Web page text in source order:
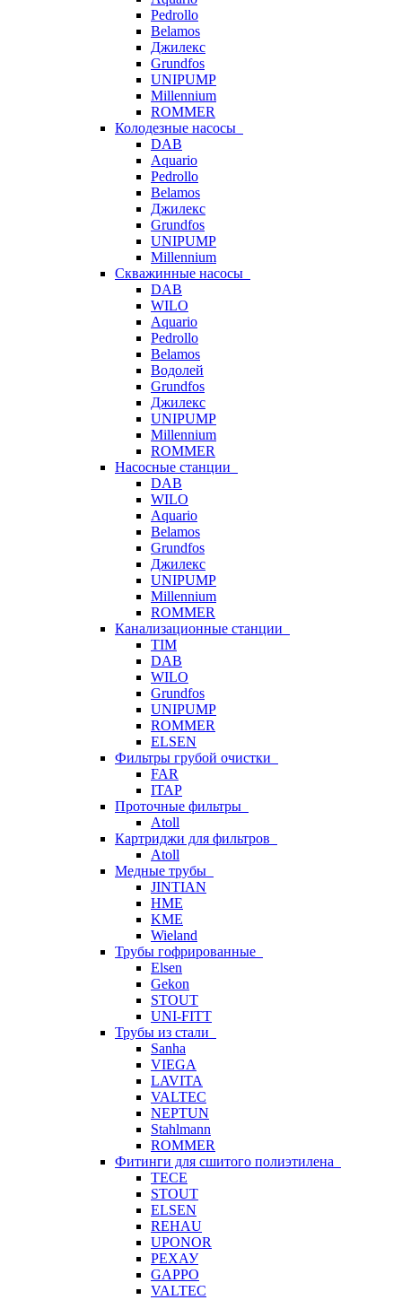
Pedrollo
Belamos
Джилекс
Grundfos
UNIPUMP
Millennium
ROMMER
Колодезные насосы
DAB
Aquario
Pedrollo
Belamos
Джилекс
Grundfos
UNIPUMP
Millennium
Скважинные насосы
DAB
WILO
Aquario
Pedrollo
Belamos
Водолей
Grundfos
Джилекс
UNIPUMP
Millennium
ROMMER
Насосные станции
DAB
WILO
Aquario
Belamos
Grundfos
Джилекс
UNIPUMP
Millennium
ROMMER
Канализационные станции
TIM
DAB
WILO
Grundfos
UNIPUMP
ROMMER
ELSEN
Фильтры грубой очистки
FAR
ITAP
Проточные фильтры
Atoll
Картриджи для фильтров
Atoll
Медные трубы
JINTIAN
HME
KME
Wieland
Трубы гофрированные
Elsen
Gekon
STOUT
UNI-FITT
Трубы из стали
Sanha
VIEGA
LAVITA
VALTEC
NEPTUN
Stahlmann
ROMMER
Фитинги для сшитого полиэтилена
TECE
STOUT
ELSEN
REHAU
UPONOR
РЕХАУ
GAPPO
VALTEC